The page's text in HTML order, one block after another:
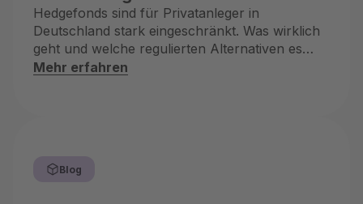
Hedgefonds sind für Privatanleger in
Deutschland stark eingeschränkt. Was wirklich
geht und welche regulierten Alternativen es
gibt.
Mehr erfahren
Blog